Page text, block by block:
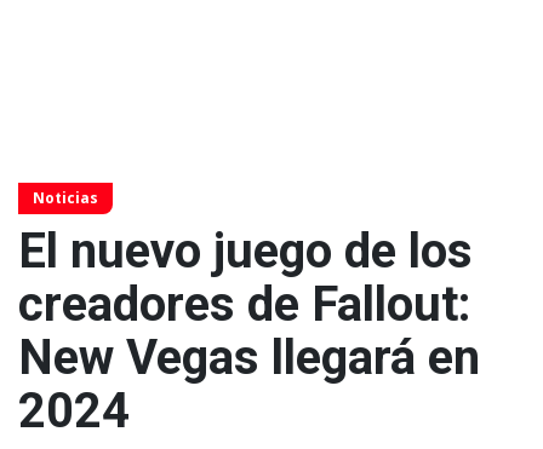
Noticias
El nuevo juego de los
creadores de Fallout:
New Vegas llegará en
2024